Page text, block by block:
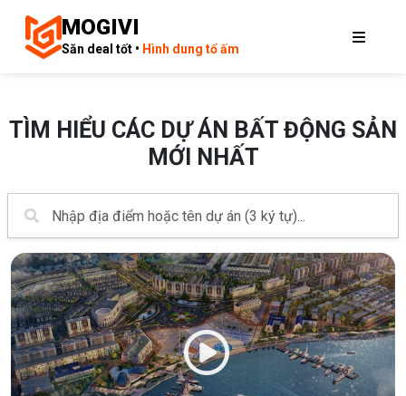
MOGIVI
Săn deal tốt • Hình dung tổ ấm
TÌM HIỂU CÁC DỰ ÁN BẤT ĐỘNG SẢN
MỚI NHẤT